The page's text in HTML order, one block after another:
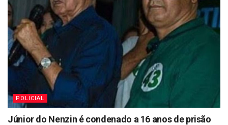
POLICIAL
Júnior do Nenzin é condenado a 16 anos de prisão